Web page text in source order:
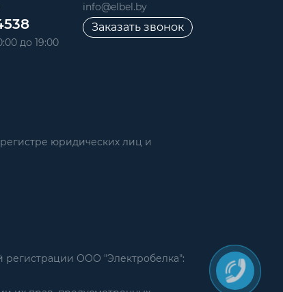
до 19:00
info@elbel.by
Заказать звонок
юридических лиц и
регистрации ООО "Электробелка":